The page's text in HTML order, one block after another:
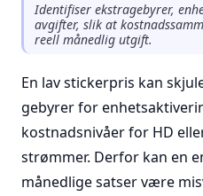
Identifiser ekstragebyrer,
avgifter, slik at
reell månedlig utgift.
En lav stickerpris kan
gebyrer for
kostnadsnivåer for HD
strømmer. Derfor kan en
månedlige satser være